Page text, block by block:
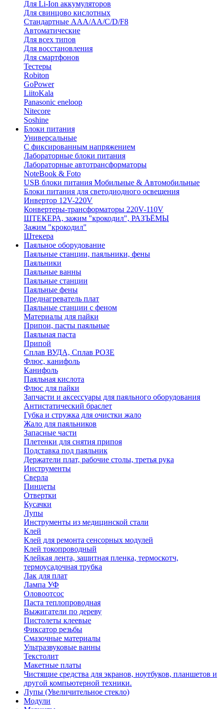
Для Li-Ion аккумуляторов
Для свинцово кислотных
Стандартные ААА/АА/С/D/F8
Автоматические
Для всех типов
Для восстановления
Для смартфонов
Тестеры
Robiton
GoPower
LiitoKala
Panasonic eneloop
Nitecore
Soshine
Блоки питания
Универсальные
C фиксированным напряжением
Лабораторные блоки питания
Лабораторные автотрансформаторы
NoteBook & Foto
USB блоки питания Мобильные & Автомобильные
Блоки питания для светодиодного освещения
Инвертор 12V-220V
Конвертеры-трансформаторы 220V-110V
ШТЕКЕРА, зажим "крокодил", РАЗЪЁМЫ
Зажим "крокодил"
Штекера
Паяльное оборудование
Паяльные станции, паяльники, фены
Паяльники
Паяльные ванны
Паяльные станции
Паяльные фены
Преднагреватель плат
Паяльные станции с феном
Материалы для пайки
Припои, пасты паяльные
Паяльная паста
Припой
Сплав ВУДА, Сплав РОЗЕ
Флюс, канифоль
Канифоль
Паяльная кислота
Флюс для пайки
Запчасти и аксессуары для паяльного оборудования
Антистатический браслет
Губка и стружка для очистки жало
Жало для паяльников
Запасные части
Плетенки для снятия припоя
Подставка под паяльник
Держатели плат, рабочие столы, третья рука
Инструменты
Сверла
Пинцеты
Отвертки
Кусачки
Лупы
Инструменты из медицинской стали
Клей
Клей для ремонта сенсорных модулей
Клей токопроводный
Клейкая лента, защитная пленка, термоскотч,
термоусадочная трубка
Лак для плат
Лампа УФ
Оловоотсос
Паста теплопроводная
Выжигатели по дереву
Пистолеты клеевые
Фиксатор резьбы
Смазочные материалы
Ультразвуковые ванны
Текстолит
Макетные платы
Чистящие средства для экранов, ноутбуков, планшетов и
другой компьютерной техники.
Лупы (Увеличительное стекло)
Модули